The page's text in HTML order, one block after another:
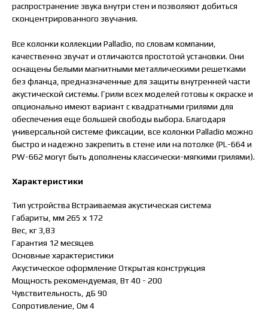
распространение звука внутри стен и позволяют добиться
сконцентрированного звучания.
Все колонки коллекции Palladio, по словам компании,
качественно звучат и отличаются простотой установки. Они
оснащены белыми магнитными металлическими решетками
без фланца, предназначенные для защиты внутренней части
акустической системы. Грили всех моделей готовы к окраске и
опционально имеют вариант с квадратными грилями для
обеспечения еще большей свободы выбора. Благодаря
универсальной системе фиксации, все колонки Palladio можно
быстро и надежно закрепить в стене или на потолке (PL-664 и
PW-662 могут быть дополнены классически-мягкими грилями).
Характеристики
Тип устройства Встраиваемая акустическая система
Габариты, мм 265 х 172
Вес, кг 3,83
Гарантия 12 месяцев
Основные характеристики
Акустическое оформление Открытая конструкция
Мощность рекомендуемая, Вт 40 - 200
Чувствительность, дБ 90
Сопротивление, Ом 4